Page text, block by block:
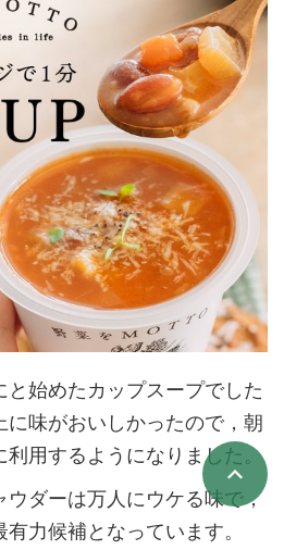
始めたカップスープでした
に味がおいしかったので，朝
利用するようになりました。
ウダーは万人にウケる味で，
力候補となっています。